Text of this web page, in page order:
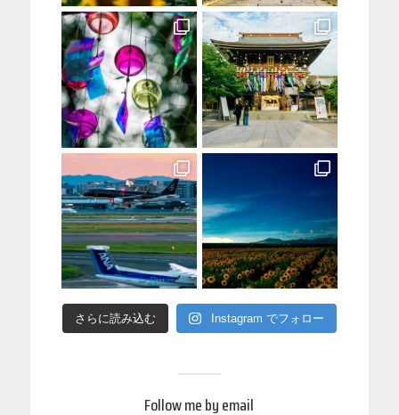
さらに読み込む Instagram でフォロー
Follow me by email